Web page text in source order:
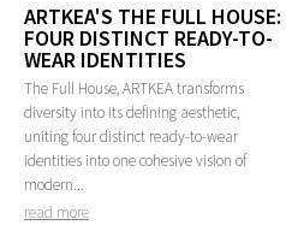
ARTKEA'S THE FULL HOUSE:
FOUR DISTINCT READY-TO-
WEAR IDENTITIES
The Full House, ARTKEA transforms
diversity into its defining aesthetic,
uniting four distinct ready-to-wear
identities into one cohesive vision of
modern...
read more